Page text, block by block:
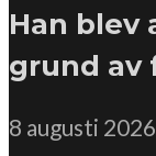
Han blev
grund av
8 augusti 2026